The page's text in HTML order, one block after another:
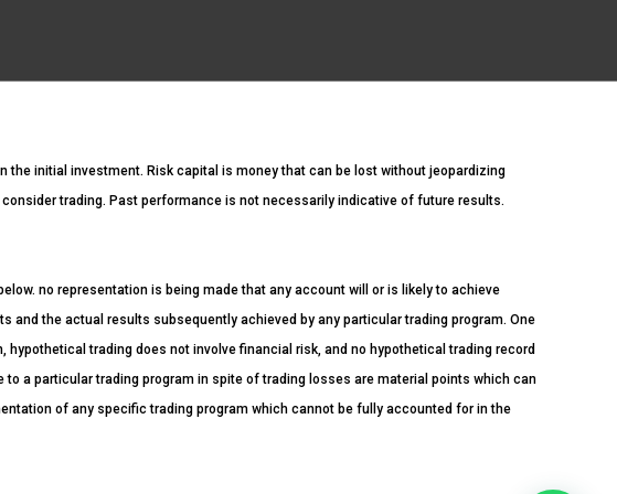
the initial investment. Risk capital is money that can be lost without jeopardizing
trading. Past performance is not necessarily indicative of future results.
no representation is being made that any account will or is likely to achieve
the actual results subsequently achieved by any particular trading program. One
trading does not involve financial risk, and no hypothetical trading record
a particular trading program in spite of trading losses are material points which can
of any specific trading program which cannot be fully accounted for in the